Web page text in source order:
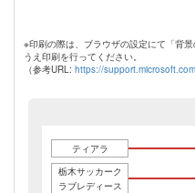
※印刷の際は、ブラウザの設定にて「背
うえ印刷を行ってください。
（参考URL: https://
ティアラ
栃木サッカーク
ラブレディース